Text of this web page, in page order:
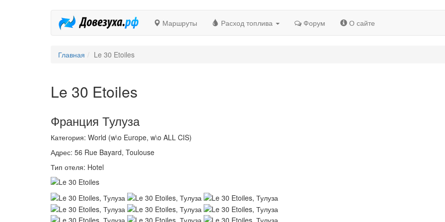
Маршруты Расход топлива Форум О сайте
Главная Le 30 Etoiles
Le 30 Etoiles
Франция Тулуза
Категория: World (w\o Europe, w\o ALL CIS)
Адрес: 56 Rue Bayard, Toulouse
Тип отеля: Hotel